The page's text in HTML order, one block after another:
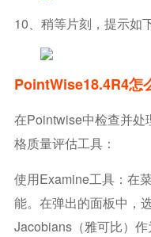
10、稍等片刻，提示如
PointWise18.4R4怎
在Pointwise中检查并处
格质量评估工具：
使用Examine工具：在
能。在弹出的面板中，
Jacobians（雅可比）作